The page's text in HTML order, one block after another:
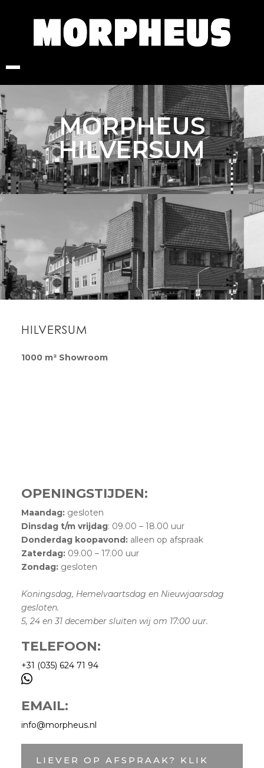
MORPHEUS
HILVERSUM
HILVERSUM
1000 m² Showroom
OPENINGSTIJDEN:
Maandag: gesloten
Dinsdag t/m vrijdag: 09.00 – 18.00 uur
Donderdag koopavond: alleen op afspraak
Zaterdag: 09.00 – 17.00 uur
Zondag: gesloten
Koningsdag, Hemelvaartsdag en Nieuwjaarsdag
gesloten.
5, 24 en 31 december sluiten wij om 17:00 uur.
TELEFOON:
+31 (035) 624 71 94

EMAIL:
info@morpheus.nl
LIEVER OP AFSPRAAK? KLIK